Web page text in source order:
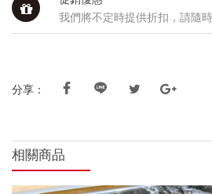
我們將不定時提供折扣，請隨
分享：
相關商品